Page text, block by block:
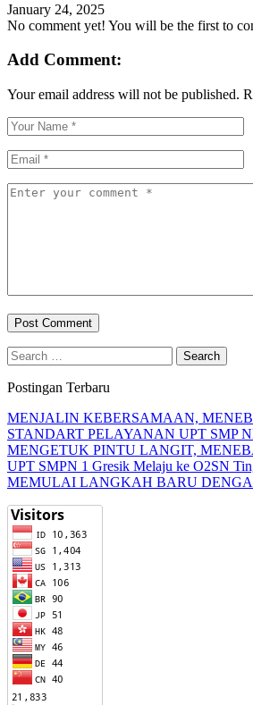
January 24, 2025
No comment yet! You will be the first to
Add Comment:
Your email address will not be published.
Search
for:
Postingan Terbaru
MENJALIN KEBERSAMAAN,
STANDART PELAYANAN UPT SMP
MENGETUK PINTU LANGIT,
UPT SMPN 1 Gresik Melaju ke O2SN
MEMULAI LANGKAH BARU